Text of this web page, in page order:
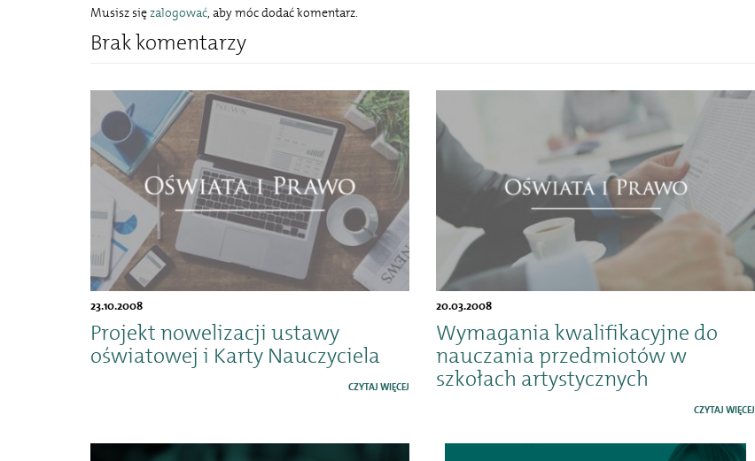
Musisz sięzalogować, aby móc dodać komentarz.
Brak komentarzy
23.10.2008
Projekt nowelizacji ustawy
oświatowej i Karty Nauczyciela
CZYTAJ WIĘCEJ
20.03.2008
Wymagania kwalifikacyjne do
nauczania przedmiotów w
szkołach artystycznych
CZYTAJ WIĘCEJ